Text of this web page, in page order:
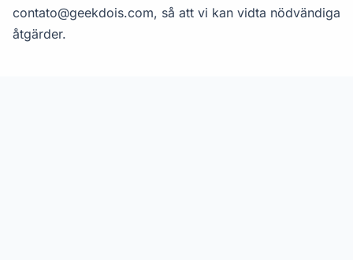
contato@geekdois.com, så att vi kan vidta nödvändiga
åtgärder.